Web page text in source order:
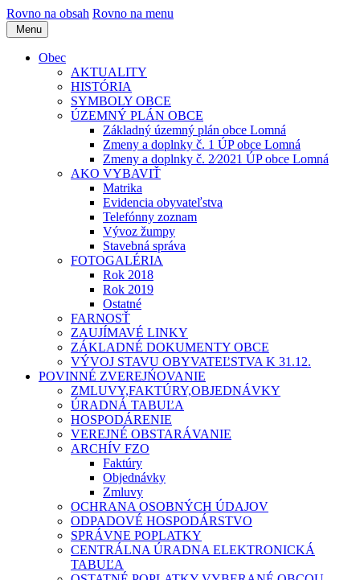
Rovno na obsah Rovno na menu
Menu
Obec
AKTUALITY
HISTÓRIA
SYMBOLY OBCE
ÚZEMNÝ PLÁN OBCE
Základný územný plán obce Lomná
Zmeny a doplnky č. 1 ÚP obce Lomná
Zmeny a doplnky č. 2⁄2021 ÚP obce Lomná
AKO VYBAVIŤ
Matrika
Evidencia obyvateľstva
Telefónny zoznam
Vývoz žumpy
Stavebná správa
FOTOGALÉRIA
Rok 2018
Rok 2019
Ostatné
FARNOSŤ
ZAUJÍMAVÉ LINKY
ZÁKLADNÉ DOKUMENTY OBCE
VÝVOJ STAVU OBYVATEĽSTVA K 31.12.
POVINNÉ ZVEREJŃOVANIE
ZMLUVY,FAKTÚRY,OBJEDNÁVKY
ÚRADNÁ TABUĽA
HOSPODÁRENIE
VEREJNÉ OBSTARÁVANIE
ARCHÍV FZO
Faktúry
Objednávky
Zmluvy
OCHRANA OSOBNÝCH ÚDAJOV
ODPADOVÉ HOSPODÁRSTVO
SPRÁVNE POPLATKY
CENTRÁLNA ÚRADNA ELEKTRONICKÁ
TABUĽA